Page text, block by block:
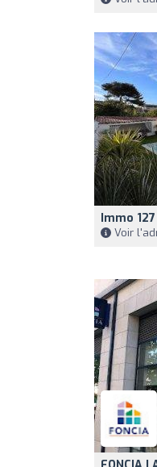
Immo 127
Voir